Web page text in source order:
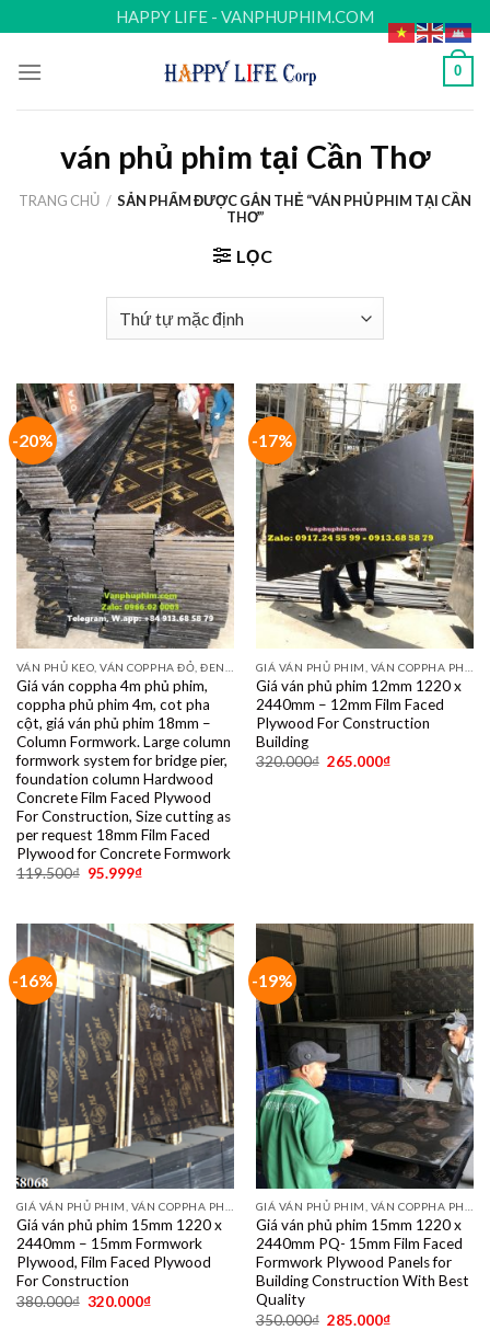
to
content
HAPPY LIFE - VANPHUPHIM.COM
0
ván phủ phim tại Cần Thơ
TRANG CHỦ / SẢN PHẨM ĐƯỢC GẮN THẺ “VÁN PHỦ PHIM TẠI CẦN
THƠ”
LỌC
-20%
Giá ván coppha 4m phủ phim,
coppha phủ phim 4m, cot pha
cột, giá ván phủ phim 18mm –
Column Formwork. Large column
formwork system for bridge pier,
foundation column Hardwood
Concrete Film Faced Plywood
For Construction, Size cutting as
per request 18mm Film Faced
Plywood for Concrete Formwork
119.500₫ 95.999₫
-17%
Giá ván phủ phim 12mm 1220 x
2440mm – 12mm Film Faced
Plywood For Construction
Building
320.000₫ 265.000₫
-16%
GIÁ VÁN PHỦ PHIM, VÁN COPPHA PHỦ PHIM GIÁ RẺ
Giá ván phủ phim 15mm 1220 x
2440mm – 15mm Formwork
Plywood, Film Faced Plywood
For Construction
380.000₫ 320.000₫
-19%
GIÁ VÁN PHỦ PHIM, VÁN COPPHA PHỦ PHIM GIÁ RẺ
Giá ván phủ phim 15mm 1220 x
2440mm PQ- 15mm Film Faced
Formwork Plywood Panels for
Building Construction With Best
Quality
350.000₫ 285.000₫